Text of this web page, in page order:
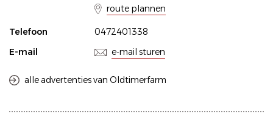
route plannen
Telefoon
0472401338
E-mail
e-mail sturen
alle advertenties van Oldtimerfarm